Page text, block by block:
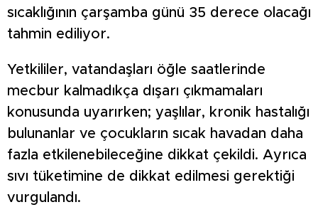
sıcaklığının çarşamba günü 35 derece olacağı
tahmin ediliyor.
Yetkililer, vatandaşları öğle saatlerinde
mecbur kalmadıkça dışarı çıkmamaları
konusunda uyarırken; yaşlılar, kronik hastalığı
bulunanlar ve çocukların sıcak havadan daha
fazla etkilenebileceğine dikkat çekildi. Ayrıca
sıvı tüketimine de dikkat edilmesi gerektiği
vurgulandı.